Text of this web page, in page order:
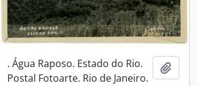
. Água Raposo. Estado do Rio.
Postal Fotoarte. Rio de Janeiro.